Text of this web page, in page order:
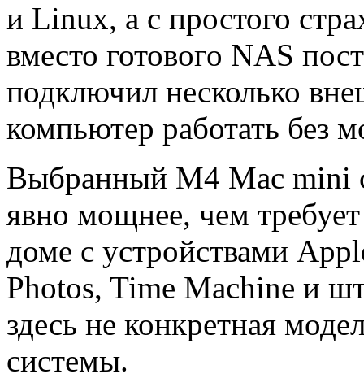
и Linux, а с простого
вместо готового NAS
подключил несколько
компьютер работать без
Выбранный M4 Mac mini
явно мощнее, чем
доме с устройствами
Photos, Time Machine и
здесь не конкретная
системы.